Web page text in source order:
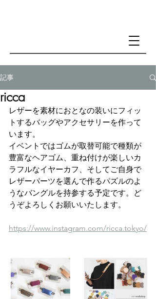
記事
ricca
レザーを素材におとなの装いにフィッ
トするバッグやアクセサリーを作って
います。
イベントではゴムが取替可能で種類が
豊富なヘアゴム、重ね付けが楽しいカ
ラフルなイヤーカフ、そしてご自身で
レザーパーツを選んで作るパズルのよ
うなバングルを持参する予定です。ど
うぞよろしくお願いいたします。
https://www.instagram.com/ricca.tokyo/